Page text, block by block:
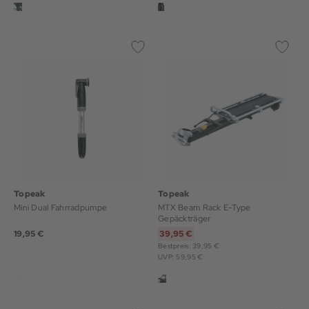
Topeak
Mini Dual Fahrradpumpe
19,95 €
Topeak
MTX Beam Rack E-Type
Gepäckträger
39,95 €
Bestpreis: 39,95 €
UVP: 59,95 €